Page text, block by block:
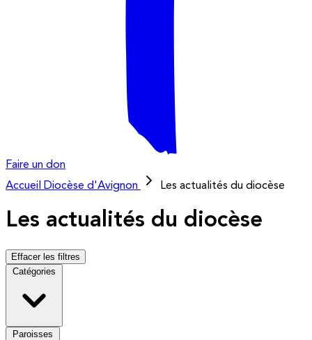
Faire un don
Accueil
Diocèse d'Avignon Les actualités du diocèse
Les actualités du diocèse
Effacer les filtres
Catégories
Paroisses